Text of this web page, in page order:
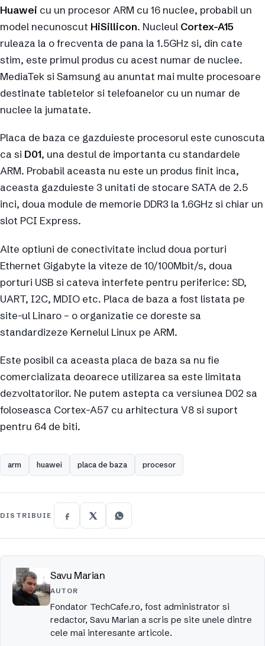
Huawei cu un procesor ARM cu 16 nuclee, probabil un
model necunoscut HiSillicon. Nucleul Cortex-A15
ruleaza la o frecventa de pana la 1.5GHz si, din cate
stim, este primul produs cu acest numar de nuclee.
MediaTek si Samsung au anuntat mai multe procesoare
destinate tabletelor si telefoanelor cu un numar de
nuclee la jumatate.
Placa de baza ce gazduieste procesorul este cunoscuta
ca si D01, una destul de importanta cu standardele
ARM. Probabil aceasta nu este un produs finit inca,
aceasta gazduieste 3 unitati de stocare SATA de 2.5
inci, doua module de memorie DDR3 la 1.6GHz si chiar un
slot PCI Express.
Alte optiuni de conectivitate includ doua porturi
Ethernet Gigabyte la viteze de 10/100Mbit/s, doua
porturi USB si cateva interfete pentru periferice: SD,
UART, I2C, MDIO etc. Placa de baza a fost listata pe
site-ul Linaro – o organizatie ce doreste sa
standardizeze Kernelul Linux pe ARM.
Este posibil ca aceasta placa de baza sa nu fie
comercializata deoarece utilizarea sa este limitata
dezvoltatorilor. Ne putem astepta ca versiunea D02 sa
foloseasca Cortex-A57 cu arhitectura V8 si suport
pentru 64 de biti.
arm huawei placa de baza procesor
DISTRIBUIE
Savu Marian
AUTOR
Fondator TechCafe.ro, fost administrator si
redactor, Savu Marian a scris pe site unele dintre
cele mai interesante articole.